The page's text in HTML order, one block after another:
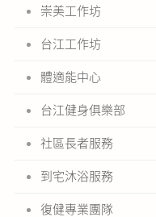
崇美工作坊
台江工作坊
體適能中心
台江健身俱樂部
社區長者服務
到宅沐浴服務
復健專業團隊